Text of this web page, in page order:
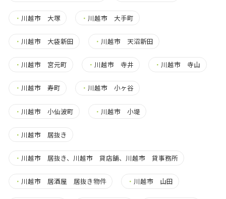
・ 川越市 大塚 ・ 川越市 大手町
・ 川越市 大袋新田 ・ 川越市 天沼新田
・ 川越市 宮元町 ・ 川越市 寺井 ・ 川越市 寺山
・ 川越市 寿町 ・ 川越市 小ヶ谷
・ 川越市 小仙波町 ・ 川越市 小堤
・ 川越市 居抜き
・ 川越市 居抜き、川越市 貸店舗、川越市 貸事務所
・ 川越市 居酒屋 居抜き物件 ・ 川越市 山田